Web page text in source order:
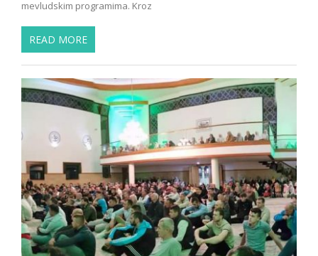
mevludskim programima. Kroz
READ MORE